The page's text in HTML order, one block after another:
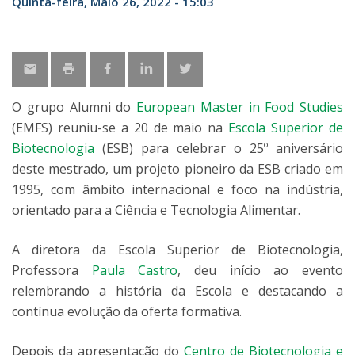
O grupo Alumni do European Master in Food Studies
(EMFS) reuniu-se a 20 de maio na Escola Superior de
Biotecnologia (ESB) para celebrar o 25º aniversário
deste mestrado, um projeto pioneiro da ESB criado em
1995, com âmbito internacional e foco na indústria,
orientado para a Ciência e Tecnologia Alimentar.
A diretora da Escola Superior de Biotecnologia,
Professora Paula Castro, deu início ao evento
relembrando a história da Escola e destacando a
contínua evolução da oferta formativa.
Depois da apresentação do Centro de Biotecnologia e